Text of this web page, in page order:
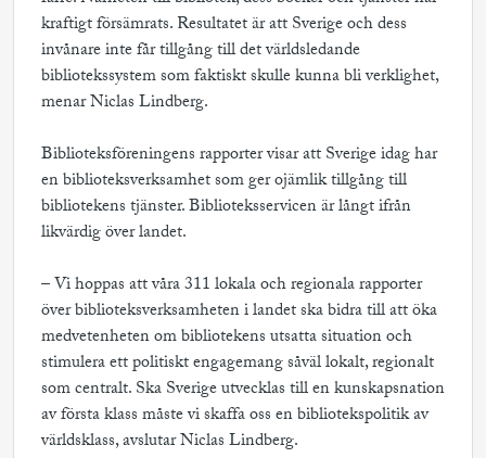
kraftigt försämrats. Resultatet är att Sverige och dess
invånare inte får tillgång till det världsledande
bibliotekssystem som faktiskt skulle kunna bli verklighet,
menar Niclas Lindberg.
Biblioteksföreningens rapporter visar att Sverige idag har
en biblioteksverksamhet som ger ojämlik tillgång till
bibliotekens tjänster. Biblioteksservicen är långt ifrån
likvärdig över landet.
– Vi hoppas att våra 311 lokala och regionala rapporter
över biblioteksverksamheten i landet ska bidra till att öka
medvetenheten om bibliotekens utsatta situation och
stimulera ett politiskt engagemang såväl lokalt, regionalt
som centralt. Ska Sverige utvecklas till en kunskapsnation
av första klass måste vi skaffa oss en bibliotekspolitik av
världsklass, avslutar Niclas Lindberg.